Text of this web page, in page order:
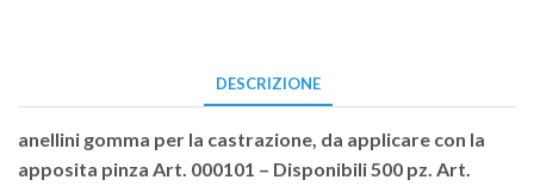
DESCRIZIONE
anellini gomma per la castrazione, da applicare con la
apposita pinza Art. 000101 – Disponibili 500 pz. Art.